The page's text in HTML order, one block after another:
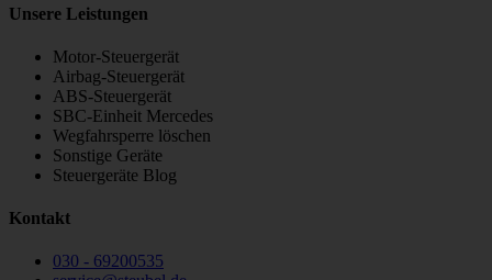
Unsere Leistungen
Motor-Steuergerät
Airbag-Steuergerät
ABS-Steuergerät
SBC-Einheit Mercedes
Wegfahrsperre löschen
Sonstige Geräte
Steuergeräte Blog
Kontakt
030 - 69200535